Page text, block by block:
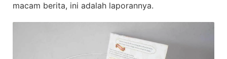
macam berita, ini adalah laporannya.